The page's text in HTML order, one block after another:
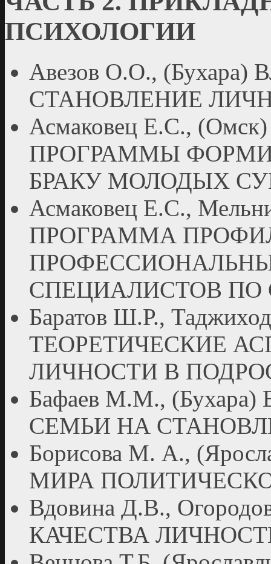
ПСИХОЛОГИИ
Авезов О.О.,
СТАНОВЛЕНИЕ
Асмаковец Е.С.,
ПРОГРАММЫ
БРАКУ МОЛОДЫХ
Асмаковец Е.С.,
ПРОГРАММА
СПЕЦИАЛИСТОВ ПО
Баратов Ш.Р.,
ТЕОРЕТИЧЕСКИЕ
ЛИЧНОСТИ В
Бафаев М.М.,
СЕМЬИ НА
Борисова М. А.,
МИРА
Вдовина Д.В.,
КАЧЕСТВА